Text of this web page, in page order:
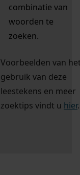
combinatie van
woorden te
zoeken.
Voorbeelden van
gebruik van deze
leestekens en meer
zoektips vindt u hier.